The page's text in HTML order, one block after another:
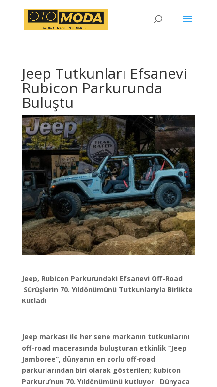
Jeep Tutkunları Efsanevi
Rubicon Parkurunda
Buluştu
Jeep, Rubicon Parkurundaki Efsanevi Off-Road
Sürüşlerin 70. Yıldönümünü Tutkunlarıyla Birlikte
Kutladı
Jeep markası ile her sene markanın tutkunlarını
off-road macerasında buluşturan etkinlik “Jeep
Jamboree”, dünyanın en zorlu off-road
parkurlarından biri olarak gösterilen; Rubicon
Parkuru’nun 70. Yıldönümünü kutluyor. Dünyaca